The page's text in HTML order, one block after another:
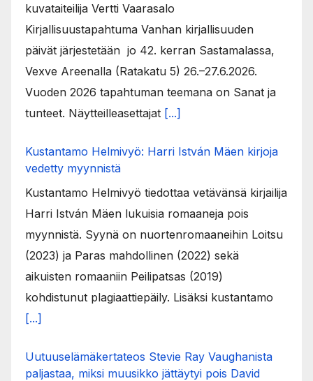
kuvataiteilija Vertti Vaarasalo
Kirjallisuustapahtuma Vanhan kirjallisuuden
päivät järjestetään jo 42. kerran Sastamalassa,
Vexve Areenalla (Ratakatu 5) 26.–27.6.2026.
Vuoden 2026 tapahtuman teemana on Sanat ja
tunteet. Näytteilleasettajat [...]
Kustantamo Helmivyö: Harri István Mäen kirjoja
vedetty myynnistä
Kustantamo Helmivyö tiedottaa vetävänsä kirjailija
Harri István Mäen lukuisia romaaneja pois
myynnistä. Syynä on nuortenromaaneihin Loitsu
(2023) ja Paras mahdollinen (2022) sekä
aikuisten romaaniin Peilipatsas (2019)
kohdistunut plagiaattiepäily. Lisäksi kustantamo
[...]
Uutuuselämäkertateos Stevie Ray Vaughanista
paljastaa, miksi muusikko jättäytyi pois David